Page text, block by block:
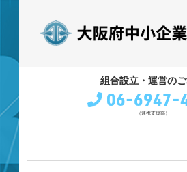
組合設立・運営の
06-6947-
（連携支援部）